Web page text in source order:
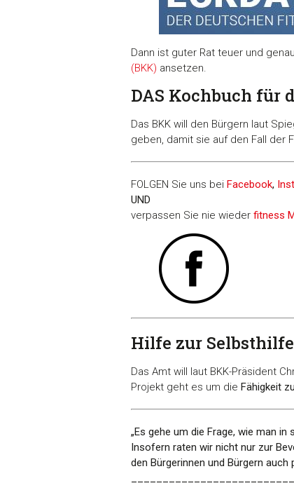
Dann ist guter Rat teuer und
(BKK) ansetzen.
DAS Kochbuch für
Das BKK will den Bürgern laut
geben, damit sie auf den Fall der
FOLGEN Sie uns bei Facebook,
UND
verpassen Sie nie wieder fitness
Hilfe zur
Das Amt will laut BKK-Präsident
Projekt geht es um die Fähigkeit
„Es gehe um die Frage, wie man
Insofern raten wir nicht nur zur
den Bürgerinnen und Bürgern